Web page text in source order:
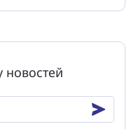
новостей